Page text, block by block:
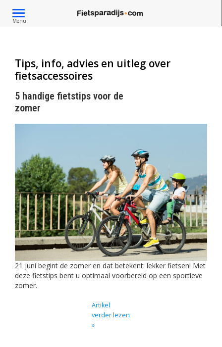
Toggle
navigation
Menu
Tips, info, advies en uitleg over
fietsaccessoires
5 handige fietstips voor de
zomer
21 juni begint de zomer en dat betekent: lekker fietsen! Met
deze fietstips bent u optimaal voorbereid op een sportieve
zomer.
Artikel
verder lezen
»